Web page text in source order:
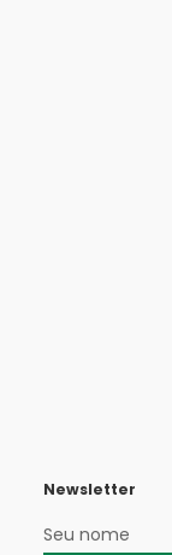
Newsletter